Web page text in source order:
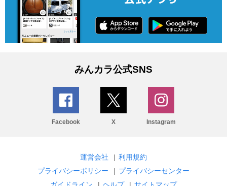
みんカラ公式SNS
Facebook X Instagram
運営会社 | 利用規約
プライバシーポリシー
| プライバシーセンター
ガイドライン
| ヘルプ | サイトマップ